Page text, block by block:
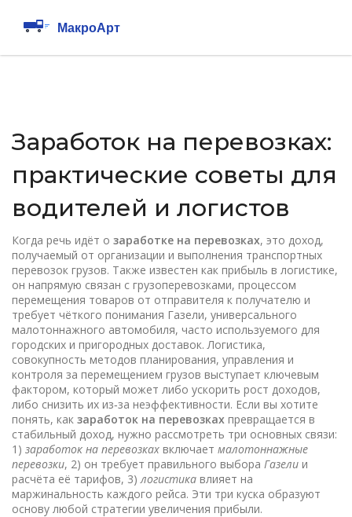
Заработок на перевозках:
практические советы для
водителей и логистов
Когда речь идёт о заработке на перевозках, это доход,
получаемый от организации и выполнения транспортных
перевозок грузов. Также известен как прибыль в логистике,
он напрямую связан с грузоперевозками, процессом
перемещения товаров от отправителя к получателю и
требует чёткого понимания Газели, универсального
малотоннажного автомобиля, часто используемого для
городских и пригородных доставок.Логистика,
совокупность методов планирования, управления и
контроля за перемещением грузов выступает ключевым
фактором, который может либо ускорить рост доходов,
либо снизить их из‑за неэффективности. Если вы хотите
понять, как заработок на перевозках превращается в
стабильный доход, нужно рассмотреть три основных связи:
1) заработок на перевозках включает малотоннажные
перевозки, 2) он требует правильного выбора Газели и
расчёта её тарифов, 3)логистика влияет на
маржинальность каждого рейса. Эти три куска образуют
основу любой стратегии увеличения прибыли.